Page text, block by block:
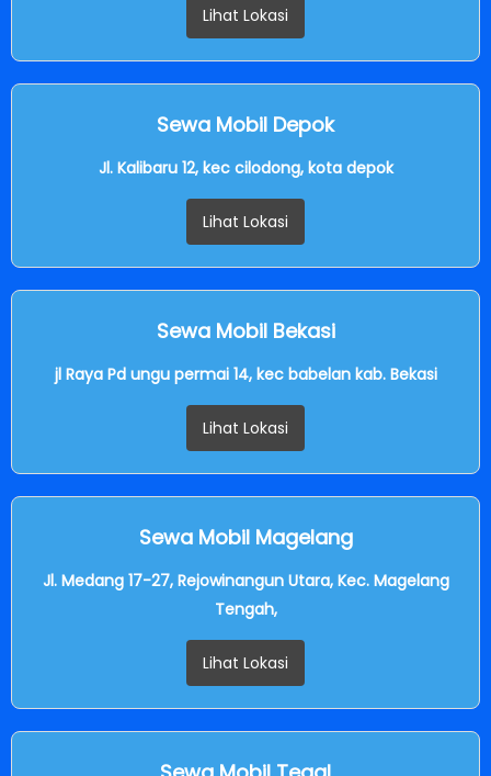
Lihat Lokasi
Sewa Mobil Depok
Jl. Kalibaru 12, kec cilodong, kota depok
Lihat Lokasi
Sewa Mobil Bekasi
jl Raya Pd ungu permai 14, kec babelan kab. Bekasi
Lihat Lokasi
Sewa Mobil Magelang
Jl. Medang 17-27, Rejowinangun Utara, Kec. Magelang
Tengah,
Lihat Lokasi